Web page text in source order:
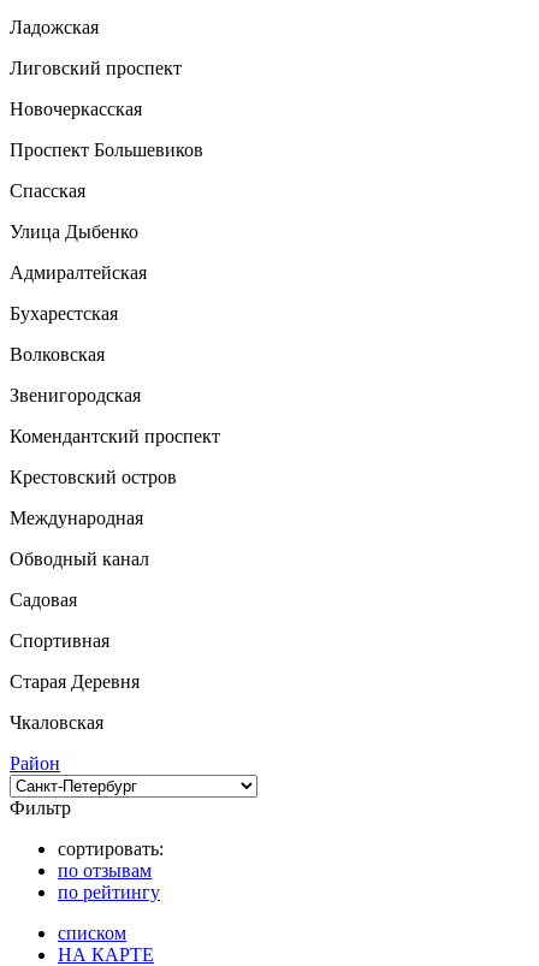
Ладожская
Лиговский проспект
Новочеркасская
Проспект Большевиков
Спасская
Улица Дыбенко
Адмиралтейская
Бухарестская
Волковская
Звенигородская
Комендантский проспект
Крестовский остров
Международная
Обводный канал
Садовая
Спортивная
Старая Деревня
Чкаловская
Район
Фильтр
сортировать:
по отзывам
по рейтингу
списком
НА КАРТЕ